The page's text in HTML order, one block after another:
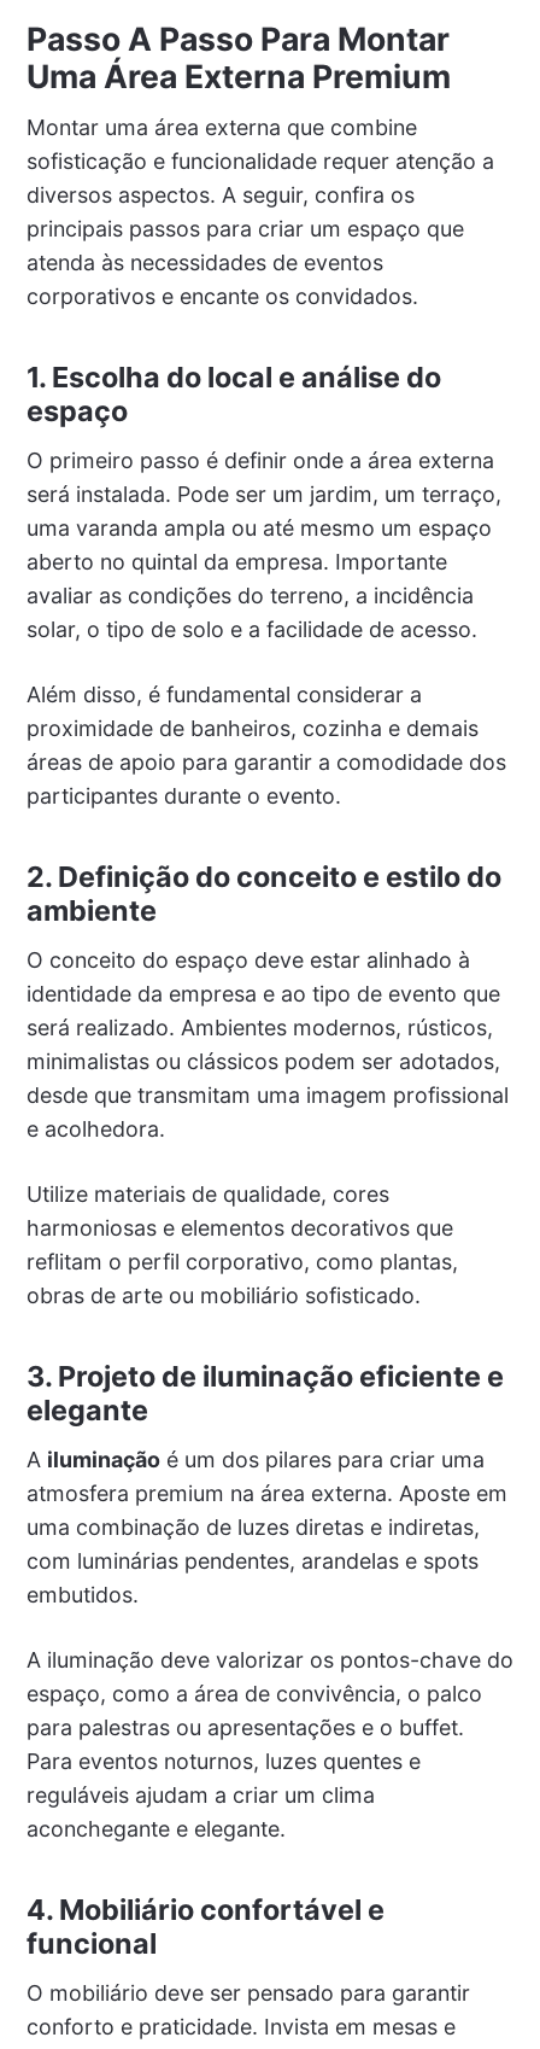
Passo A Passo Para Montar
Uma Área Externa Premium
Montar uma área externa que combine
sofisticação e funcionalidade requer atenção a
diversos aspectos. A seguir, confira os
principais passos para criar um espaço que
atenda às necessidades de eventos
corporativos e encante os convidados.
1. Escolha do local e análise do
espaço
O primeiro passo é definir onde a área externa
será instalada. Pode ser um jardim, um terraço,
uma varanda ampla ou até mesmo um espaço
aberto no quintal da empresa. Importante
avaliar as condições do terreno, a incidência
solar, o tipo de solo e a facilidade de acesso.
Além disso, é fundamental considerar a
proximidade de banheiros, cozinha e demais
áreas de apoio para garantir a comodidade dos
participantes durante o evento.
2. Definição do conceito e estilo do
ambiente
O conceito do espaço deve estar alinhado à
identidade da empresa e ao tipo de evento que
será realizado. Ambientes modernos, rústicos,
minimalistas ou clássicos podem ser adotados,
desde que transmitam uma imagem profissional
e acolhedora.
Utilize materiais de qualidade, cores
harmoniosas e elementos decorativos que
reflitam o perfil corporativo, como plantas,
obras de arte ou mobiliário sofisticado.
3. Projeto de iluminação eficiente e
elegante
A iluminaçãoé um dos pilares para criar uma
atmosfera premium na área externa. Aposte em
uma combinação de luzes diretas e indiretas,
com luminárias pendentes, arandelas e spots
embutidos.
A iluminação deve valorizar os pontos-chave do
espaço, como a área de convivência, o palco
para palestras ou apresentações e o buffet.
Para eventos noturnos, luzes quentes e
reguláveis ajudam a criar um clima
aconchegante e elegante.
4. Mobiliário confortável e
funcional
O mobiliário deve ser pensado para garantir
conforto e praticidade. Invista em mesas e